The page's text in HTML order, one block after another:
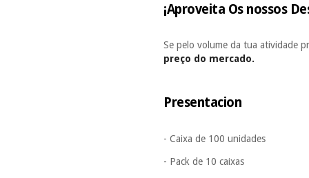
¡Aproveita Os nossos
Se pelo volume da tua atividade
preço do mercado.
Presentacion
- Caixa de 100 unidades
- Pack de 10 caixas